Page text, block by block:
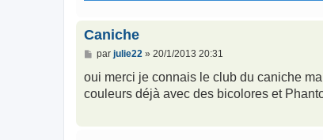
Caniche
M
s
a
par julie22 » 20/1/2013 20:31
oui merci je connais le club du caniche
couleurs déjà avec des bicolores et